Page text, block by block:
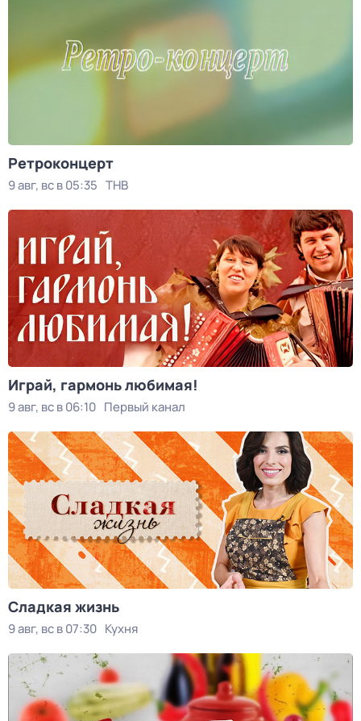
Ретроконцерт
9 авг, вс в 05:35 ТНВ
Играй, гармонь любимая!
9 авг, вс в 06:10 Первый канал
Сладкая жизнь
9 авг, вс в 07:30 Кухня